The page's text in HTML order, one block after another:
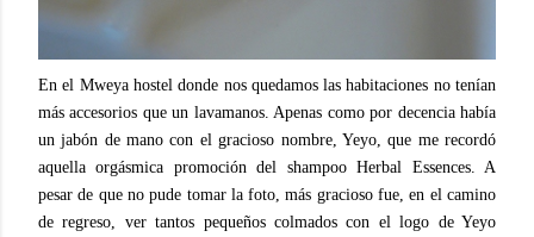
En el Mweya hostel donde nos quedamos las habitaciones no tenían
más accesorios que un lavamanos. Apenas como por decencia había
un jabón de mano con el gracioso nombre, Yeyo, que me recordó
aquella orgásmica promoción del shampoo Herbal Essences. A
pesar de que no pude tomar la foto, más gracioso fue, en el camino
de regreso, ver tantos pequeños colmados con el logo de Yeyo